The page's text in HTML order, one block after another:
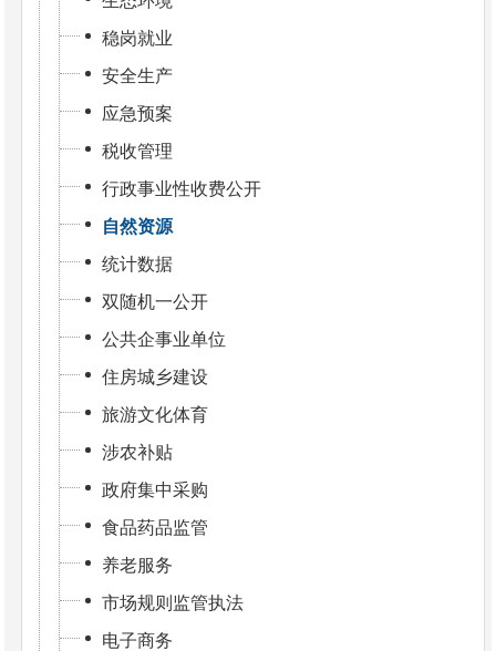
稳岗就业
安全生产
应急预案
税收管理
行政事业性收费公开
自然资源
统计数据
双随机一公开
公共企事业单位
住房城乡建设
旅游文化体育
涉农补贴
政府集中采购
食品药品监管
养老服务
市场规则监管执法
电子商务